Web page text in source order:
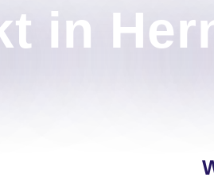
in